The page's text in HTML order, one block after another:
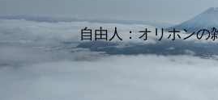
自由人：オリホンの